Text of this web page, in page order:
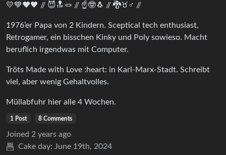
💛💙❤️🖤 // 😈🔝🪢 // ☝️🤓🐧 // 🐉♉♂️ //
1976’er Papa von 2 Kindern. Sceptical tech enthusiast,
Retrogamer, ein bisschen Kinky und Poly sowieso. Macht
beruflich irgendwas mit Computer.
Tröts Made with Love :heart: in Karl-Marx-Stadt. Schreibt
viel, aber wenig Gehaltvolles.
Müllabfuhr hier alle 4 Wochen.
1 Post 8 Comments
Joined 2 years ago
Cake day: June 19th, 2024